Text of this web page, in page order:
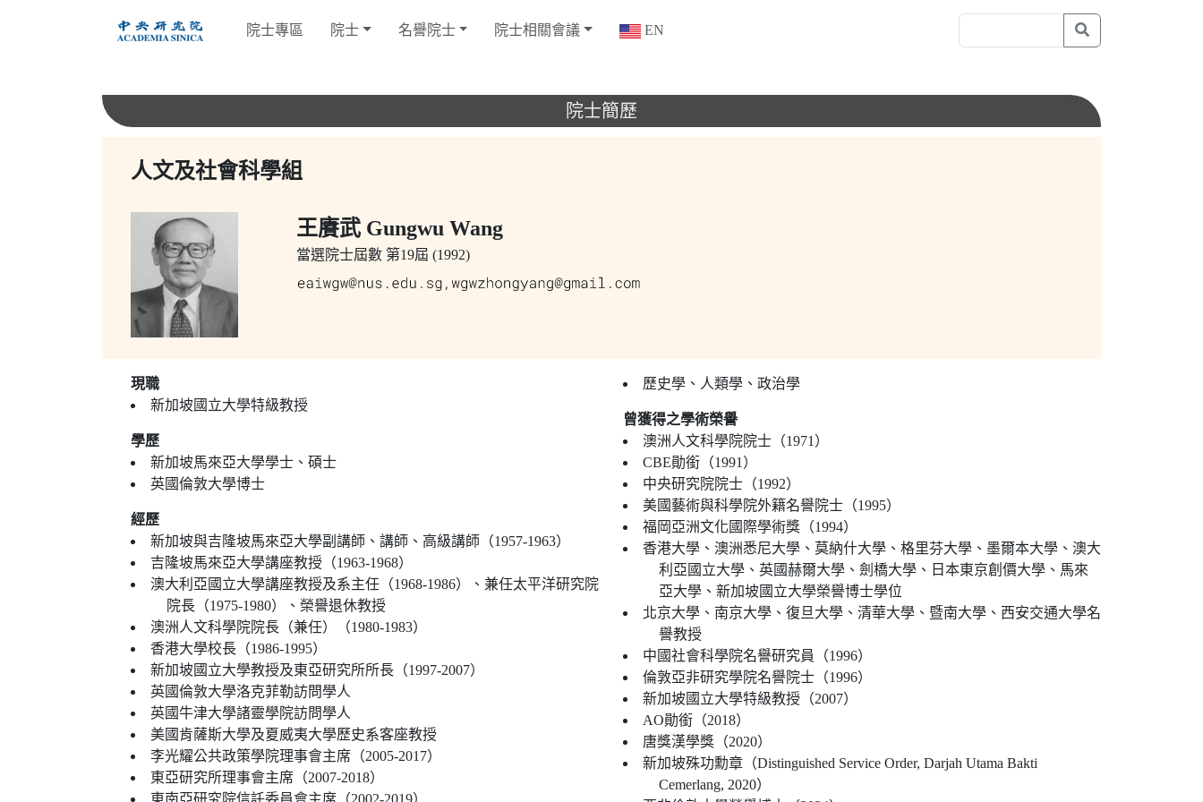
院士專區 院士 名譽院士 院士相關會議 EN
院士簡歷
人文及社會科學組
王賡武 Gungwu Wang
當選院士屆數 第19屆 (1992)
現職
新加坡國立大學特級教授
學歷
新加坡馬來亞大學學士、碩士
英國倫敦大學博士
經歷
新加坡與吉隆坡馬來亞大學副講師、講師、高級講師（1957-1963）
吉隆坡馬來亞大學講座教授（1963-1968）
澳大利亞國立大學講座教授及系主任（1968-1986）、兼任太平洋研究院
院長（1975-1980）、榮譽退休教授
澳洲人文科學院院長（兼任）（1980-1983）
香港大學校長（1986-1995）
新加坡國立大學教授及東亞研究所所長（1997-2007）
英國倫敦大學洛克菲勒訪問學人
英國牛津大學諸靈學院訪問學人
美國肯薩斯大學及夏威夷大學歷史系客座教授
李光耀公共政策學院理事會主席（2005-2017）
東亞研究所理事會主席（2007-2018）
歷史學、人類學、政治學
曾獲得之學術榮譽
澳洲人文科學院院士（1971）
CBE勛銜（1991）
中央研究院院士（1992）
美國藝術與科學院外籍名譽院士（1995）
福岡亞洲文化國際學術獎（1994）
香港大學、澳洲悉尼大學、莫納什大學、格里芬大學、墨爾本大學、澳大
利亞國立大學、英國赫爾大學、劍橋大學、日本東京創價大學、馬來
亞大學、新加坡國立大學榮譽博士學位
北京大學、南京大學、復旦大學、清華大學、暨南大學、西安交通大學名
譽教授
中國社會科學院名譽研究員（1996）
倫敦亞非研究學院名譽院士（1996）
新加坡國立大學特級教授（2007）
AO勛銜（2018）
唐獎漢學獎（2020）
新加坡殊功勳章（Distinguished Service Order, Darjah Utama Bakti
Cemerlang, 2020）